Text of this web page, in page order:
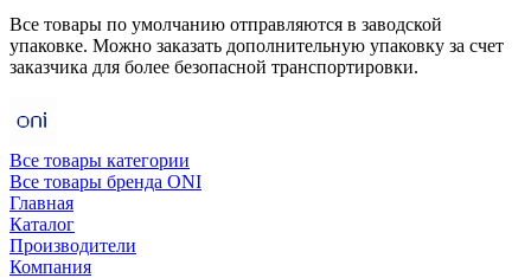
Все товары по умолчанию отправляются в заводской
упаковке. Можно заказать дополнительную упаковку за счет
заказчика для более безопасной транспортировки.
Все товары категории
Все товары бренда ONI
Главная
Каталог
Производители
Компания